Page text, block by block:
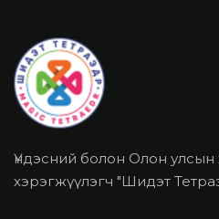
Үндэсний болон Олон улсын
хэрэгжүүлэгч "Шидэт